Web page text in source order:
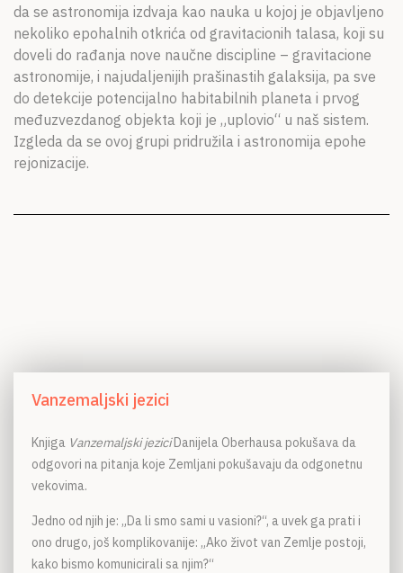
da se astronomija izdvaja kao nauka u kojoj je objavljeno
nekoliko epohalnih otkrića od gravitacionih talasa, koji su
doveli do rađanja nove naučne discipline – gravitacione
astronomije, i najudaljenijih prašinastih galaksija, pa sve
do detekcije potencijalno habitabilnih planeta i prvog
međuzvezdanog objekta koji je „uplovio“ u naš sistem.
Izgleda da se ovoj grupi pridružila i astronomija epohe
rejonizacije.
Vanzemaljski jezici
Knjiga Vanzemaljski jeziciDanijela Oberhausa pokušava da
odgovori na pitanja koje Zemljani pokušavaju da odgonetnu
vekovima.
Jedno od njih je: „Da li smo sami u vasioni?“, a uvek ga prati i
ono drugo, još komplikovanije: „Ako život van Zemlje postoji,
kako bismo komunicirali sa njim?“